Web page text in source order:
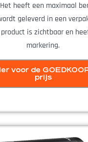
heeft een maximaal
geleverd in een
is zichtbaar en
markering.
voor de
prijs